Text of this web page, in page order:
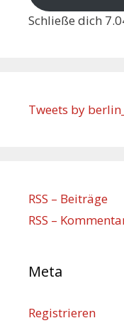
Schließe dich
Tweets by
RSS – Beiträge
RSS –
Meta
Registrieren